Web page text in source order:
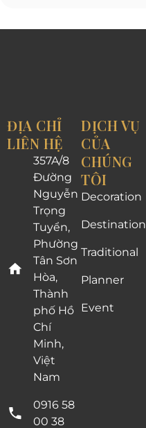
ĐỊA CHỈ
LIÊN HỆ
357A/8
Đường
Nguyễn
Trọng
Tuyển,
Phường
Tân Sơn
Hòa,
Thành
phố Hồ
Chí
Minh,
Việt
Nam
0916 58
00 38
DỊCH VỤ
CỦA
CHÚNG
TÔI
Decoration
Destination
Traditional
Planner
Event